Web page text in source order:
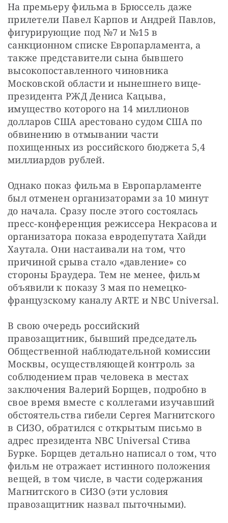
На премьеру фильма в Брюссель даже
прилетели Павел Карпов и Андрей Павлов,
фигурирующие под №7 и №15 в
санкционном списке Европарламента, а
также представители сына бывшего
высокопоставленного чиновника
Московской области и нынешнего вице-
президента РЖД Дениса Кацыва,
имущество которого на 14 миллионов
долларов США арестовано судом США по
обвинению в отмывании части
похищенных из российского бюджета 5,4
миллиардов рублей.
Однако показ фильма в Европарламенте
был отменен организаторами за 10 минут
до начала. Сразу после этого состоялась
пресс-конференция режиссера Некрасова и
организатора показа евродепутата Хайди
Хаутала. Они настаивали на том, что
причиной срыва стало «давление» со
стороны Браудера. Тем не менее, фильм
объявили к показу 3 мая по немецко-
французскому каналу ARTE и NBC Universal.
В свою очередь российский
правозащитник, бывший председатель
Общественной наблюдательной комиссии
Москвы, осуществляющей контроль за
соблюдением прав человека в местах
заключения Валерий Борщев, подробно в
свое время вместе с коллегами изучавший
обстоятельства гибели Сергея Магнитского
в СИЗО, обратился с открытым письмо в
адрес президента NBC Universal Стива
Бурке. Борщев детально написал о том, что
фильм не отражает истинного положения
вещей, в том числе, в части содержания
Магнитского в СИЗО (эти условия
правозащитник назвал пыточными).